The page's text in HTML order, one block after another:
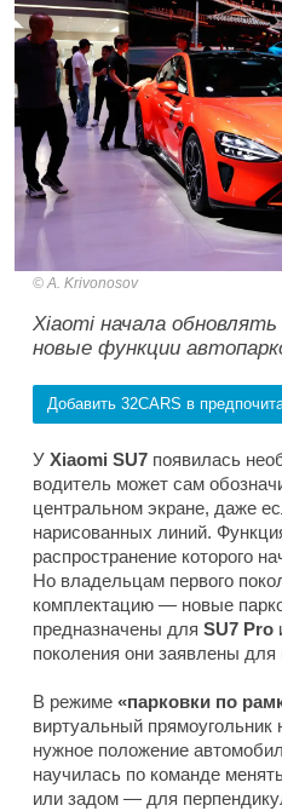
A. Krivonosov
Xiaomi начала
новые функции
Добавить 32CARS в
У Xiaomi SU7 появилась
водитель может сам
центральном экране, даже
нарисованных линий.
распространение которого
Но владельцам первого
комплектацию — новые
предназначены для SU7 Pro
поколения они заявлены для
В режиме «парковки по
виртуальный прямоугольник
нужное положение
научилась по команде
или задом — для